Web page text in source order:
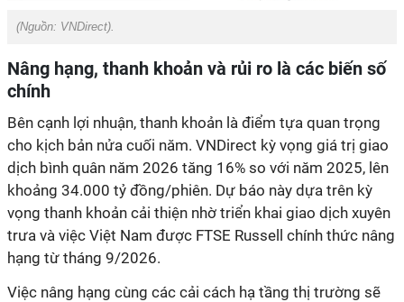
(Nguồn: VNDirect).
Nâng hạng, thanh khoản và rủi ro là các biến số
chính
Bên cạnh lợi nhuận, thanh khoản là điểm tựa quan trọng
cho kịch bản nửa cuối năm. VNDirect kỳ vọng giá trị giao
dịch bình quân năm 2026 tăng 16% so với năm 2025, lên
khoảng 34.000 tỷ đồng/phiên. Dự báo này dựa trên kỳ
vọng thanh khoản cải thiện nhờ triển khai giao dịch xuyên
trưa và việc Việt Nam được FTSE Russell chính thức nâng
hạng từ tháng 9/2026.
Việc nâng hạng cùng các cải cách hạ tầng thị trường sẽ